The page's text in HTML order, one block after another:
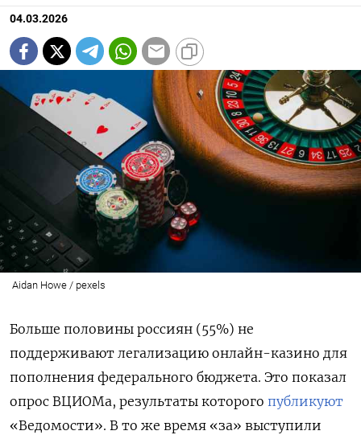
04.03.2026
Aidan Howe / pexels
Больше половины россиян (55%) не
поддерживают легализацию онлайн-казино для
пополнения федерального бюджета. Это показал
опрос ВЦИОМа, результаты которого публикуют
«Ведомости». В то же время «за» выступили